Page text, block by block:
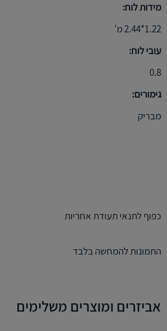
מידות לוח:
1.22*2.44 מ’
עובי לוח:
0.8
גימורים:
מבריק
כפוף לתנאי תעודת אחריות
התמונות להמחשה בלבד
אביזרים ומוצרים משלימים